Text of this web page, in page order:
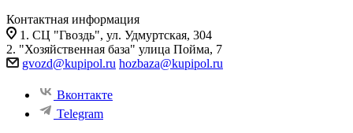
Контактная информация
1. СЦ "Гвоздь", ул. Удмуртская, 304
2. "Хозяйственная база" улица Пойма, 7
gvozd@kupipol.ru hozbaza@kupipol.ru
Вконтакте
Telegram